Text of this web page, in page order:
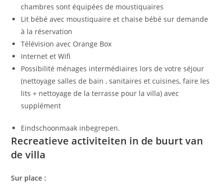
chambres sont équipées de moustiquaires
Lit bébé avec moustiquaire et chaise bébé sur demande
à la réservation
Télévision avec Orange Box
Internet et Wifi
Possibilité ménages intermédiaires lors de votre séjour
(nettoyage salles de bain , sanitaires et cuisines, faire les
lits + nettoyage de la terrasse pour la villa) avec
supplément
Eindschoonmaak inbegrepen.
Recreatieve activiteiten in de buurt van
de villa
Sur place :